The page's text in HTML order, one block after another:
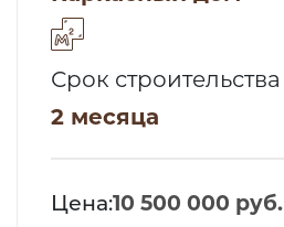
Срок строительства
2 месяца
Цена:10 500 000 руб.